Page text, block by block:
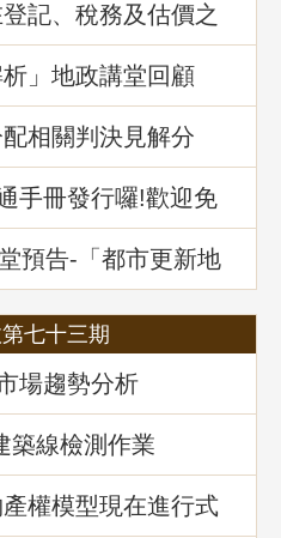
記、稅務及估價之
顧
析」地政講堂回顧
配相關判決見解分
手冊發行囉!歡迎免
預告-「都市更新地
七十三期
場趨勢分析
築線檢測作業
權模型現在進行式